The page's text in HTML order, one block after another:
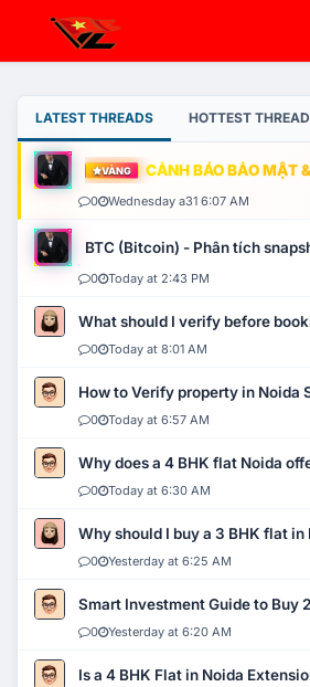
LATEST THREADS HOTTEST
VÀNG CẢNH BÁO BẢO MẬT
0 Wednesday a31 6:07 AM
BTC (Bitcoin) - Phân tích
0 Today at 2:43 PM
What should I verify before
0 Today at 8:01 AM
How to Verify property in Noida
0 Today at 6:57 AM
Why does a 4 BHK flat Noida
0 Today at 6:30 AM
Why should I buy a 3 BHK flat in
0 Yesterday at 6:25 AM
Smart Investment Guide to Buy
0 Yesterday at 6:20 AM
Is a 4 BHK Flat in Noida